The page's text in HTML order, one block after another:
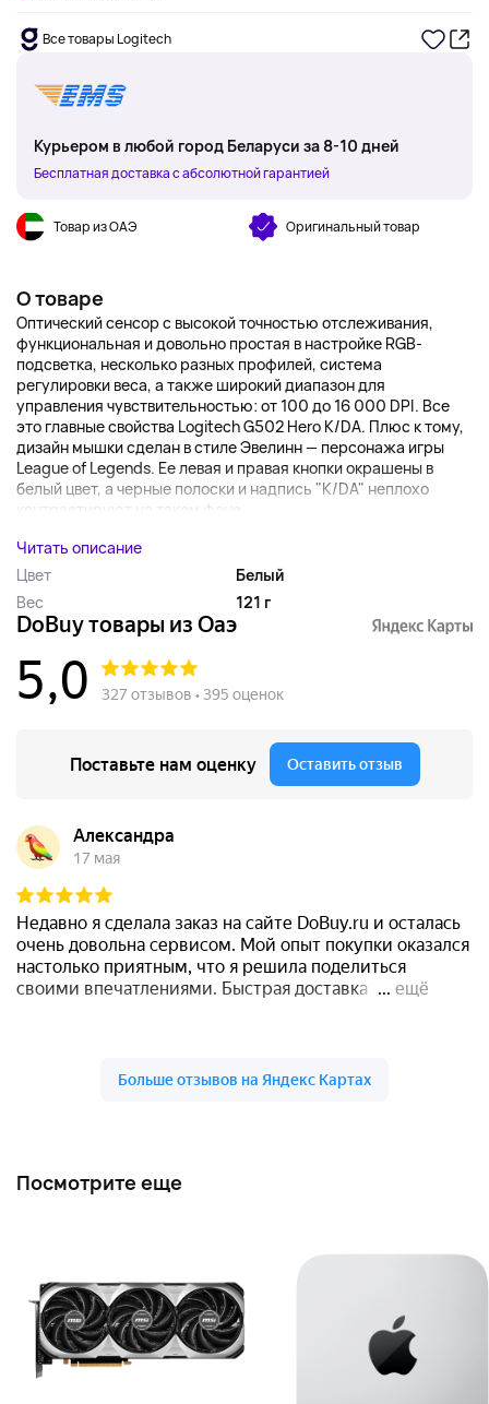
Все товары Logitech
Курьером в любой город Беларуси за 8-10 дней
Бесплатная доставка с абсолютной гарантией
Товар из ОАЭ Оригинальный товар
О товаре
Оптический сенсор с высокой точностью отслеживания,
функциональная и довольно простая в настройке RGB-
подсветка, несколько разных профилей, система
регулировки веса, а также широкий диапазон для
управления чувствительностью: от 100 до 16 000 DPI. Все
это главные свойства Logitech G502 Hero K/DA. Плюс к тому,
дизайн мышки сделан в стиле Эвелинн — персонажа игры
League of Legends. Ее левая и правая кнопки окрашены в
белый цвет, а черные полоски и надпись "K/DA" неплохо
контрастируют на таком фоне....
Читать описание
Цвет
Белый
Вес
121 г
Посмотрите еще